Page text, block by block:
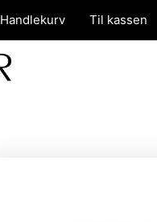
Handlekurv Til kassen